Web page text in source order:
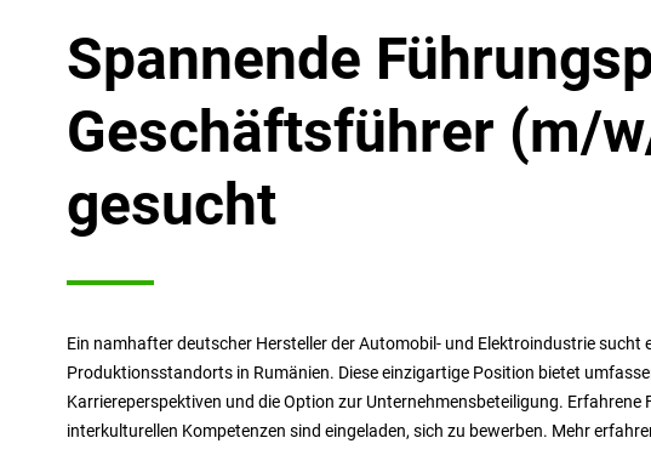
Spannende
Geschäftsführer (m/
gesucht
Ein namhafter deutscher Hersteller der Automobil- und Elektroindustrie
Produktionsstandorts in Rumänien. Diese einzigartige Position bietet
Karriereperspektiven und die Option zur Unternehmensbeteiligung.
interkulturellen Kompetenzen sind eingeladen, sich zu bewerben. Mehr